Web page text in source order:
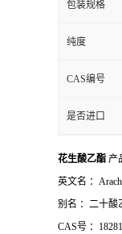
包装规格
纯度
CAS编号
是否进口
花生酸乙酯 产
英文名 ：
别名 ： 二十酸
CAS号 ：